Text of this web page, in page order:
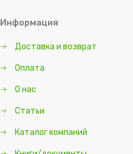
Информация
Доставка и возврат
Оплата
О нас
Статьи
Каталог компаний